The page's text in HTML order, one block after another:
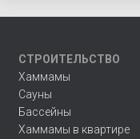
СТРОИТЕЛЬСТВО
Хаммамы
Сауны
Бассейны
Хаммамы в квартире